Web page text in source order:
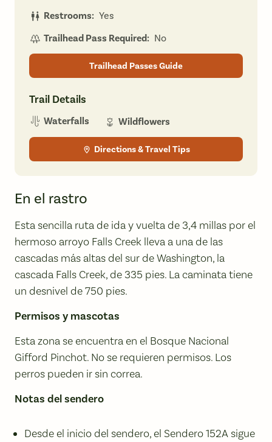
Restrooms: Yes
Trailhead Pass Required: No
Trailhead Passes Guide
Trail Details
Waterfalls Wildflowers
Directions & Travel Tips
En el rastro
Esta sencilla ruta de ida y vuelta de 3,4 millas por el
hermoso arroyo Falls Creek lleva a una de las
cascadas más altas del sur de Washington, la
cascada Falls Creek, de 335 pies. La caminata tiene
un desnivel de 750 pies.
Permisos y mascotas
Esta zona se encuentra en el Bosque Nacional
Gifford Pinchot. No se requieren permisos. Los
perros pueden ir sin correa.
Notas del sendero
Desde el inicio del sendero, el Sendero 152A sigue